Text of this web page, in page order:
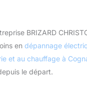
BRIZARD
en dépannage
et au chauffage à
le départ.